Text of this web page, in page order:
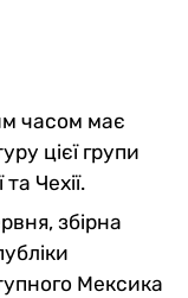
часом має
цієї групи
Чехії.
збірна
Мексика